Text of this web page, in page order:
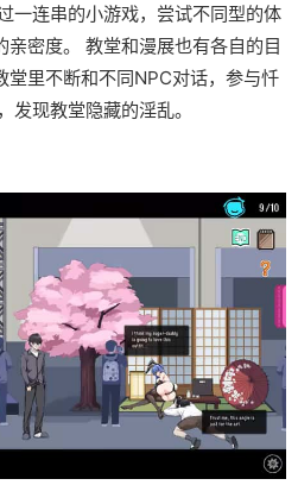
一连串的小游戏，尝试不同型的体
密度。 教堂和漫展也有各自的目
堂里不断和不同NPC对话，参与忏
现教堂隐藏的淫乱。